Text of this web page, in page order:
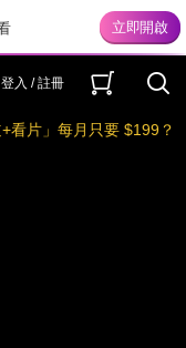
登入 / 註冊
+看片」每月只要 $199？